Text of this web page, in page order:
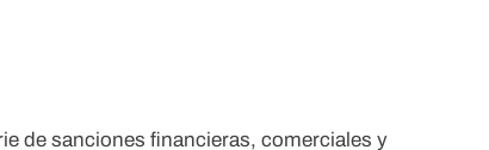
de sanciones financieras, comerciales y